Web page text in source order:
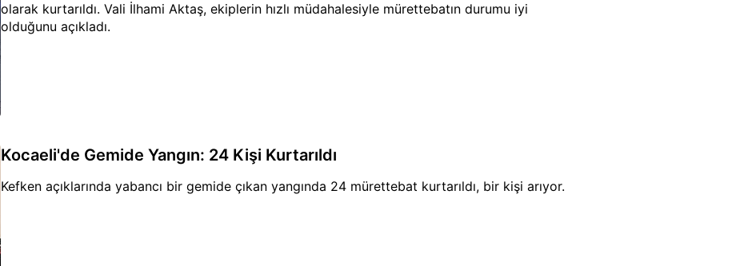
olarak kurtarıldı. Vali İlhami Aktaş, ekiplerin hızlı müdahalesiyle mürettebatın durumu iyi
olduğunu açıkladı.
Kocaeli'de Gemide Yangın: 24 Kişi Kurtarıldı
Kefken açıklarında yabancı bir gemide çıkan yangında 24 mürettebat kurtarıldı, bir kişi arıyor.